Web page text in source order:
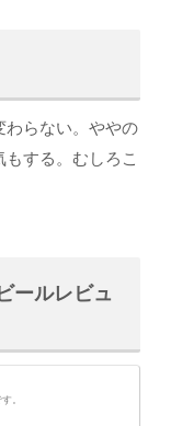
わらない。ややの
する。むしろこ
ールレビュ
。